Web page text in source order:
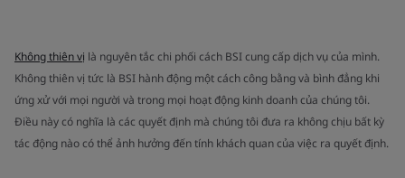
Không thiên vị là nguyên tắc chi phối cách BSI cung cấp dịch vụ của mình.
Không thiên vị tức là BSI hành động một cách công bằng và bình đẳng khi
ứng xử với mọi người và trong mọi hoạt động kinh doanh của chúng tôi.
Điều này có nghĩa là các quyết định mà chúng tôi đưa ra không chịu bất kỳ
tác động nào có thể ảnh hưởng đến tính khách quan của việc ra quyết định.